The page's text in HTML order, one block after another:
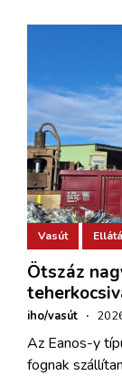
Vasút
Ötszáz
iho/vasút ·
Az Eanos-y
fognak